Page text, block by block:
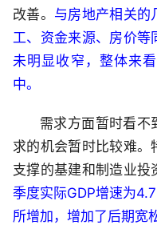
改善。 与房地产相关的
工、资金来源、房价
未明显收窄，整体来
中。
需求方面暂时看不
求的机会暂时比较难。
支撑的基建和制造业投
季度实际GDP增速为
所增加，增加了后期宽